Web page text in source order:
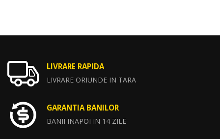
LIVRARE RAPIDA
LIVRARE ORIUNDE IN TARA
GARANTIA BANILOR
BANII INAPOI IN 14 ZILE